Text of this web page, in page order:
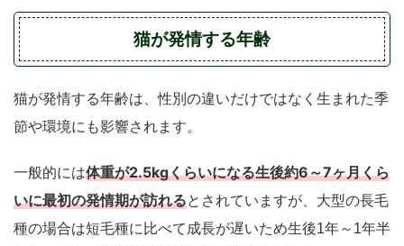
猫が発情する年齢
猫が発情する年齢は、性別の違いだけではなく生まれた季
節や環境にも影響されます。
一般的には体重が2.5kgくらいになる生後約6～7ヶ月くら
いに最初の発情期が訪れるとされていますが、大型の長毛
種の場合は短毛種に比べて成長が遅いため生後1年～1年半